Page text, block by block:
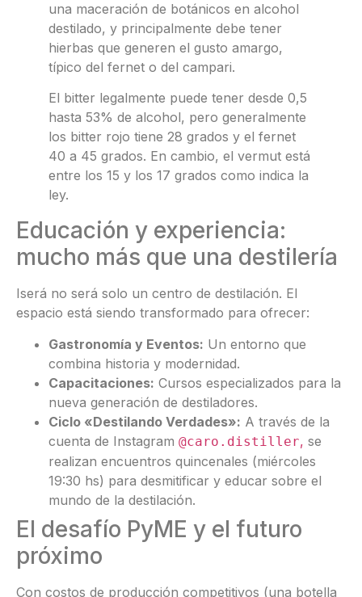
una maceración de botánicos en alcohol
destilado, y principalmente debe tener
hierbas que generen el gusto amargo,
típico del fernet o del campari.
El bitter legalmente puede tener desde 0,5
hasta 53% de alcohol, pero generalmente
los bitter rojo tiene 28 grados y el fernet
40 a 45 grados. En cambio, el vermut está
entre los 15 y los 17 grados como indica la
ley.
Educación y experiencia:
mucho más que una destilería
Iserá no será solo un centro de destilación. El
espacio está siendo transformado para ofrecer:
Gastronomía y Eventos: Un entorno que
combina historia y modernidad.
Capacitaciones: Cursos especializados para la
nueva generación de destiladores.
Ciclo «Destilando Verdades»: A través de la
cuenta de Instagram @caro.distiller, se
realizan encuentros quincenales (miércoles
19:30 hs) para desmitificar y educar sobre el
mundo de la destilación.
El desafío PyME y el futuro
próximo
Con costos de producción competitivos (una botella